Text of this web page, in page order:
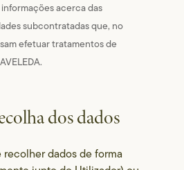
acerca das
subcontratadas que, no
efetuar tratamentos de
dos dados
recolher dados de forma